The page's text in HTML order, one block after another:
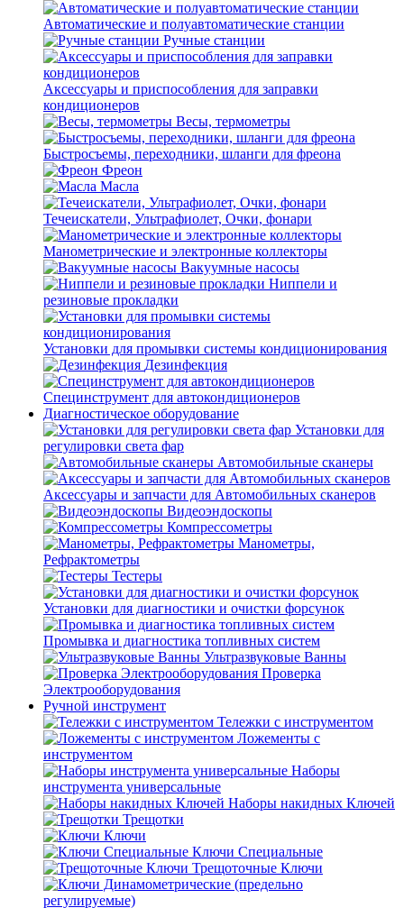
Автоматические и полуавтоматические станции
Ручные станции
Аксессуары и приспособления для заправки
кондиционеров
Весы, термометры
Быстросъемы, переходники, шланги для фреона
Фреон
Масла
Течеискатели, Ультрафиолет, Очки, фонари
Манометрические и электронные коллекторы
Вакуумные насосы
Ниппели и
резиновые прокладки
Установки для промывки системы кондиционирования
Дезинфекция
Специнструмент для автокондиционеров
Диагностическое оборудование
Установки для
регулировки света фар
Автомобильные сканеры
Аксессуары и запчасти для Автомобильных сканеров
Видеоэндоскопы
Компрессометры
Манометры,
Рефрактометры
Тестеры
Установки для диагностики и очистки форсунок
Промывка и диагностика топливных систем
Ультразвуковые Ванны
Проверка
Электрооборудования
Ручной инструмент
Тележки с инструментом
Ложементы с
инструментом
Наборы
инструмента универсальные
Наборы накидных Ключей
Трещотки
Ключи
Ключи Специальные
Трещоточные Ключи